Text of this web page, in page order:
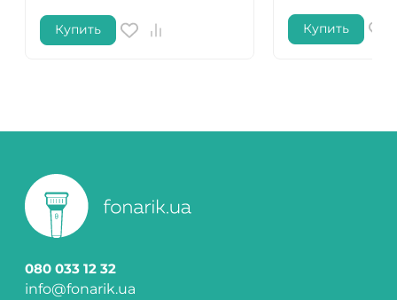
Купить Купить
080 033 12 32
info@fonarik.ua